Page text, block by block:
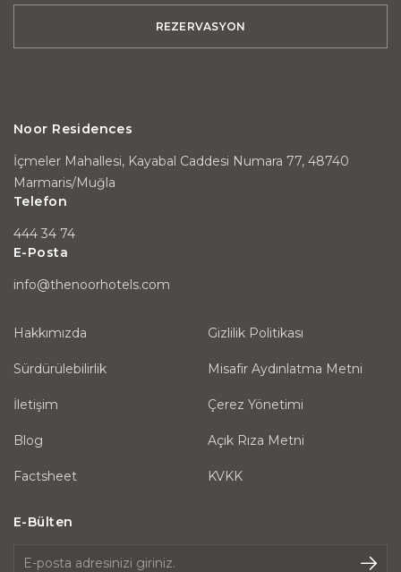
REZERVASYON
Noor Residences
İçmeler Mahallesi, Kayabal Caddesi Numara 77, 48740
Marmaris/Muğla
Telefon
444 34 74
E-Posta
info@thenoorhotels.com
Hakkımızda
Sürdürülebilirlik
İletişim
Blog
Factsheet
Gizlilik Politikası
Misafir Aydınlatma Metni
Çerez Yönetimi
Açık Rıza Metni
KVKK
E-Bülten